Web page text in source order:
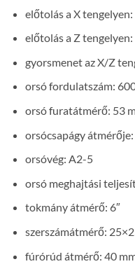
előtolás a X
előtolás a Z
gyorsmenet az X/Z
orsó fordulatszám:
orsó furatátmérő: 53
orsócsapágy
orsóvég: A2-5
orsó meghajtási
tokmány átmérő: 6″
szerszámátmérő:
fúrórúd átmérő: 40